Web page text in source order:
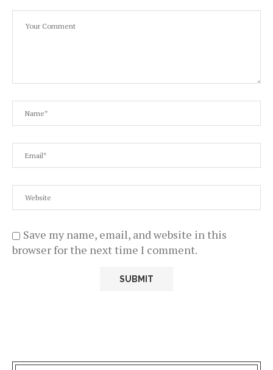
Save my name, email, and website in this
browser for the next time I comment.